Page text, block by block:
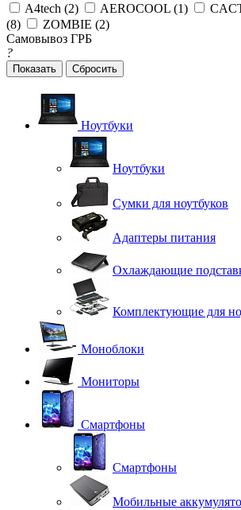
A4tech (2) AEROCOOL (1)
(8) ZOMBIE (2)
Самовывоз ГРБ
?
Сбросить
Ноутбуки
Ноутбуки
Сумки для ноутбуков
Адаптеры питания
Охлаждающие
Комплектующие для
Моноблоки
Мониторы
Смартфоны
Смартфоны
Мобильные